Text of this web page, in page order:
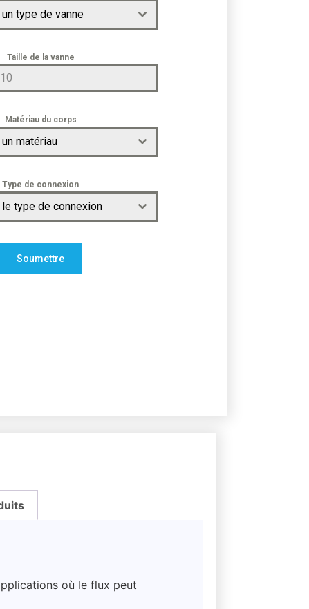
type de vanne
Taille de la vanne
Matériau du corps
matériau
Type de connexion
type de connexion
Soumettre
où le flux peut